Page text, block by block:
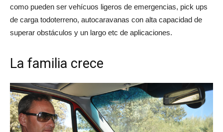
como pueden ser vehícuos ligeros de emergencias, pick ups
de carga todoterreno, autocaravanas con alta capacidad de
superar obstáculos y un largo etc de aplicaciones.
La familia crece